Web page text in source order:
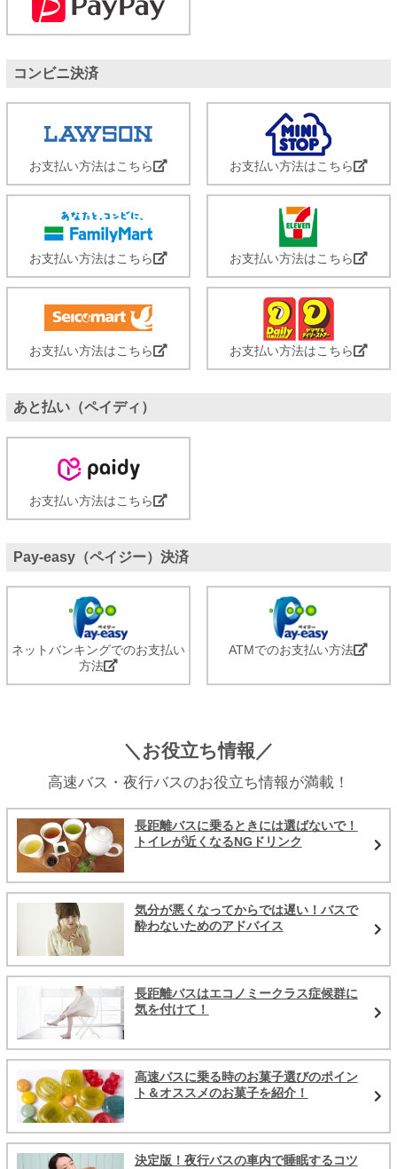
コンビニ決済
お支払い方法はこちら お支払い方法はこちら
お支払い方法はこちら お支払い方法はこちら
お支払い方法はこちら お支払い方法はこちら
あと払い（ペイディ）
お支払い方法はこちら
Pay-easy（ペイジー）決済
ネットバンキングでのお支払い
方法
ATMでのお支払い方法
＼お役立ち情報／
高速バス・夜行バスのお役立ち情報が満載！
長距離バスに乗るときには選ばないで！
トイレが近くなるNGドリンク
気分が悪くなってからでは遅い！バスで
酔わないためのアドバイス
長距離バスはエコノミークラス症候群に
気を付けて！
高速バスに乗る時のお菓子選びのポイン
ト＆オススメのお菓子を紹介！
決定版！夜行バスの車内で睡眠するコツ